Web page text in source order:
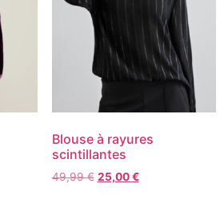
Blouse à rayures
scintillantes
49,99€ 25,00€